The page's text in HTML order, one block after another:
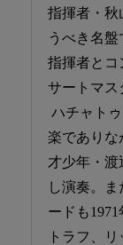
指揮者・
うべき名
指揮者とコ
サートマス
ハチャト
楽でありな
才少年・
し演奏。
ードも
トラフ、